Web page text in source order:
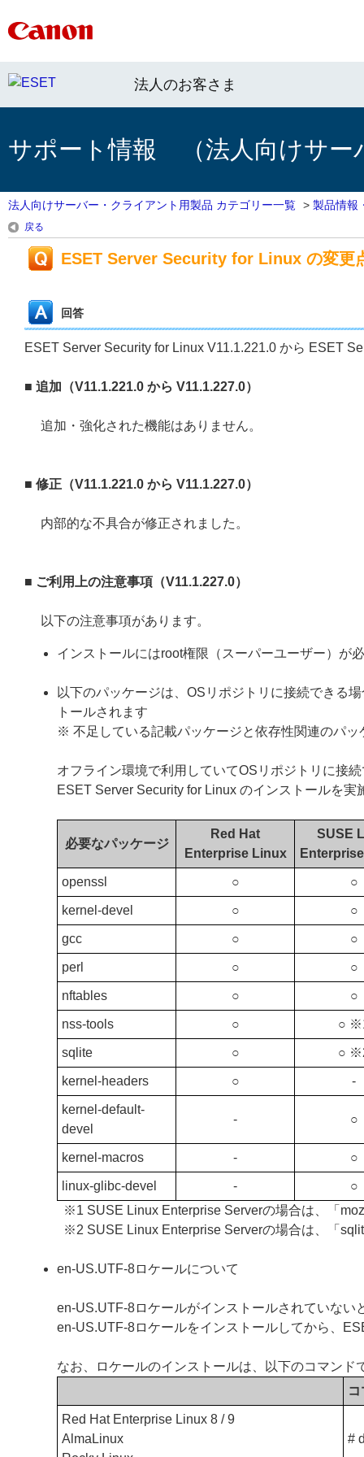
法人のお客さま
サポート情報 （法人向けサー
法人向けサーバー・クライアント用製品 カテゴリー一覧 > 製品情報
戻る
ESET Server Security for Linux の変更
回答
ESET Server Security for Linux V11.1.221.0 から ESET
■ 追加（V11.1.221.0 から V11.1.227.0）
追加・強化された機能はありません。
■ 修正（V11.1.221.0 から V11.1.227.0）
内部的な不具合が修正されました。
■ ご利用上の注意事項（V11.1.227.0）
以下の注意事項があります。
インストールにはroot権限（スーパーユーザー）が
以下のパッケージは、OSリポジトリに接続できる
トールされます
※ 不足している記載パッケージと依存性関連のパ
オフライン環境で利用していてOSリポジトリに接
ESET Server Security for Linux のインストールを実
必要なパッケージ
Red Hat
Enterprise Linux
SUSE
openssl ○ ○
kernel-devel ○ ○
gcc ○ ○
perl ○ ○
nftables ○ ○
nss-tools ○ ○
sqlite ○ ○
kernel-headers ○ ‐
kernel-default-
devel
‐ ○
kernel-macros ‐ ○
linux-glibc-devel ‐
○
※1 SUSE Linux Enterprise Serverの場合は、「
※2 SUSE Linux Enterprise Serverの場合は、「
en-US.UTF-8ロケールについて
en-US.UTF-8ロケールがインストールされていな
en-US.UTF-8ロケールをインストールしてから、
なお、ロケールのインストールは、以下のコマンド
Red Hat Enterprise Linux 8 / 9
AlmaLinux
#